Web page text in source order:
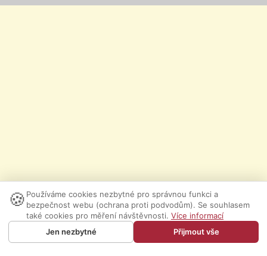
🍪 Používáme cookies nezbytné pro správnou funkci a
bezpečnost webu (ochrana proti podvodům). Se souhlasem
také cookies pro měření návštěvnosti. Více informací
Jen nezbytné
Přijmout vše